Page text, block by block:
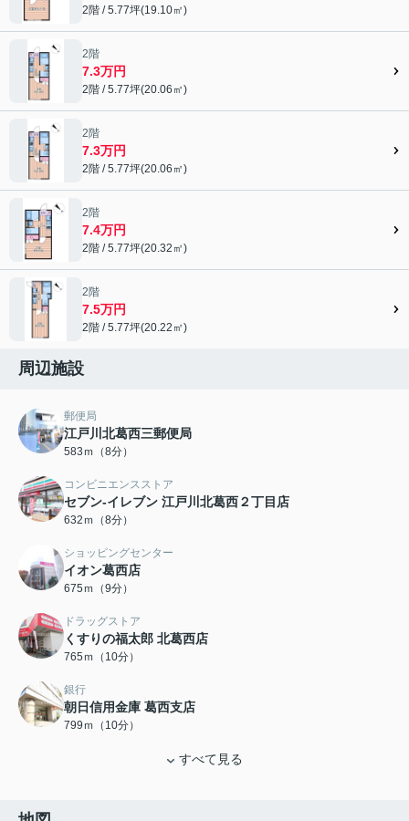
2階 / 5.77坪(19.10㎡)
2階
7.3万円
2階 / 5.77坪(20.06㎡)
2階
7.3万円
2階 / 5.77坪(20.06㎡)
2階
7.4万円
2階 / 5.77坪(20.32㎡)
2階
7.5万円
2階 / 5.77坪(20.22㎡)
周辺施設
郵便局
江戸川北葛西三郵便局
583ｍ（8分）
コンビニエンスストア
セブン-イレブン 江戸川北葛西２丁目店
632ｍ（8分）
ショッピングセンター
イオン葛西店
675ｍ（9分）
ドラッグストア
くすりの福太郎 北葛西店
765ｍ（10分）
銀行
朝日信用金庫 葛西支店
799ｍ（10分）
すべて見る